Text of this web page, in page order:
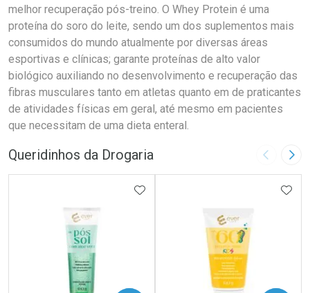
melhor recuperação pós-treino. O Whey Protein é uma
proteína do soro do leite, sendo um dos suplementos mais
consumidos do mundo atualmente por diversas áreas
esportivas e clínicas; garante proteínas de alto valor
biológico auxiliando no desenvolvimento e recuperação das
fibras musculares tanto em atletas quanto em de praticantes
de atividades físicas em geral, até mesmo em pacientes
que necessitam de uma dieta enteral.
Queridinhos da Drogaria Imagem
ADICIONAR AOS FAVORITOS